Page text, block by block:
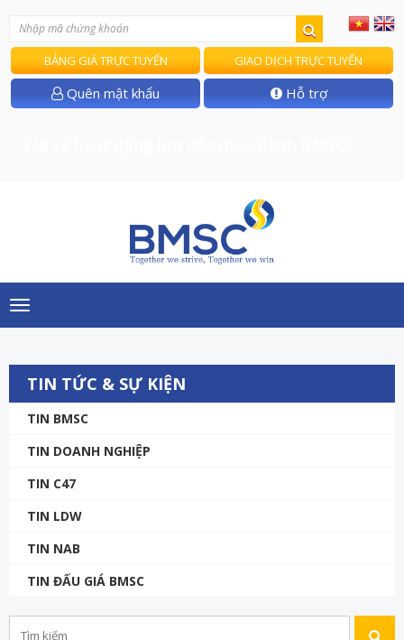
BẢNG GIÁ TRỰC TUYẾN GIAO DỊCH TRỰC TUYẾN
Quên mật khẩu Hỗ trợ
Toggle
navigation
TIN TỨC & SỰ KIỆN
TIN BMSC
TIN DOANH NGHIỆP
TIN C47
TIN LDW
TIN NAB
TIN ĐẤU GIÁ BMSC